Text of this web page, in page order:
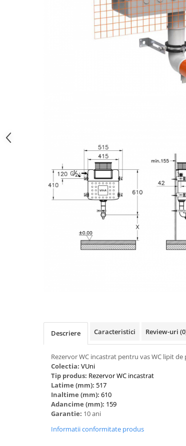
Descriere Caracteristici Review-uri
Rezervor WC incastrat pentru vas WC lipit
Colectia: VUni
Tip produs: Rezervor WC incastrat
Latime (mm): 517
Inaltime (mm): 610
Adancime (mm): 159
Garantie: 10 ani
Informatii conformitate produs